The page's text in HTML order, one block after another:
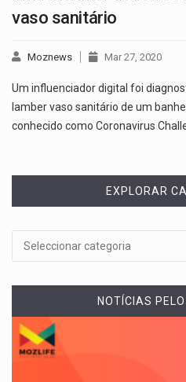
vaso sanitário
Moznews Mar 27, 2020
Um influenciador digital foi
lamber vaso sanitário de um
conhecido como Coronavirus
EXPLORAR
NOTÍCIAS